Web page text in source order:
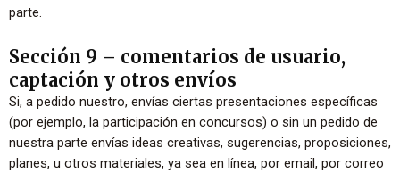
parte.
Sección 9 – comentarios de usuario,
captación y otros envíos
Si, a pedido nuestro, envías ciertas presentaciones específicas
(por ejemplo, la participación en concursos) o sin un pedido de
nuestra parte envías ideas creativas, sugerencias, proposiciones,
planes, u otros materiales, ya sea en línea, por email, por correo